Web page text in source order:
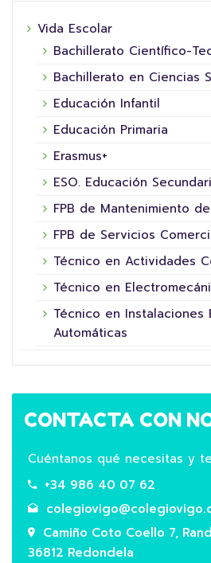
Vida Escolar
Bachillerato Científico-
Bachillerato en Ciencias
Educación Infantil
Educación Primaria
Erasmus+
ESO. Educación
FPB de Mantenimiento
FPB de Servicios
Técnico en Actividades
Técnico en
Técnico en Instalaciones
Automáticas
CONTACTA CON
Cuéntanos qué necesitas y
+34 986 40 07 62
Camiño Coto Coello 7,
36812 Redondela